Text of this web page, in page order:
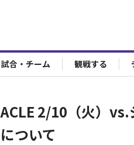
試合・チーム 観戦する
ACLE 2/10（火）
について